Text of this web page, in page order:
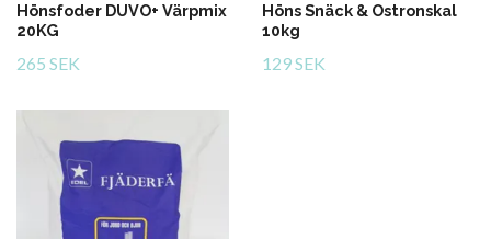
Hönsfoder DUVO+ Värpmix
20KG
265 SEK
Höns Snäck & Ostronskal
10kg
129 SEK